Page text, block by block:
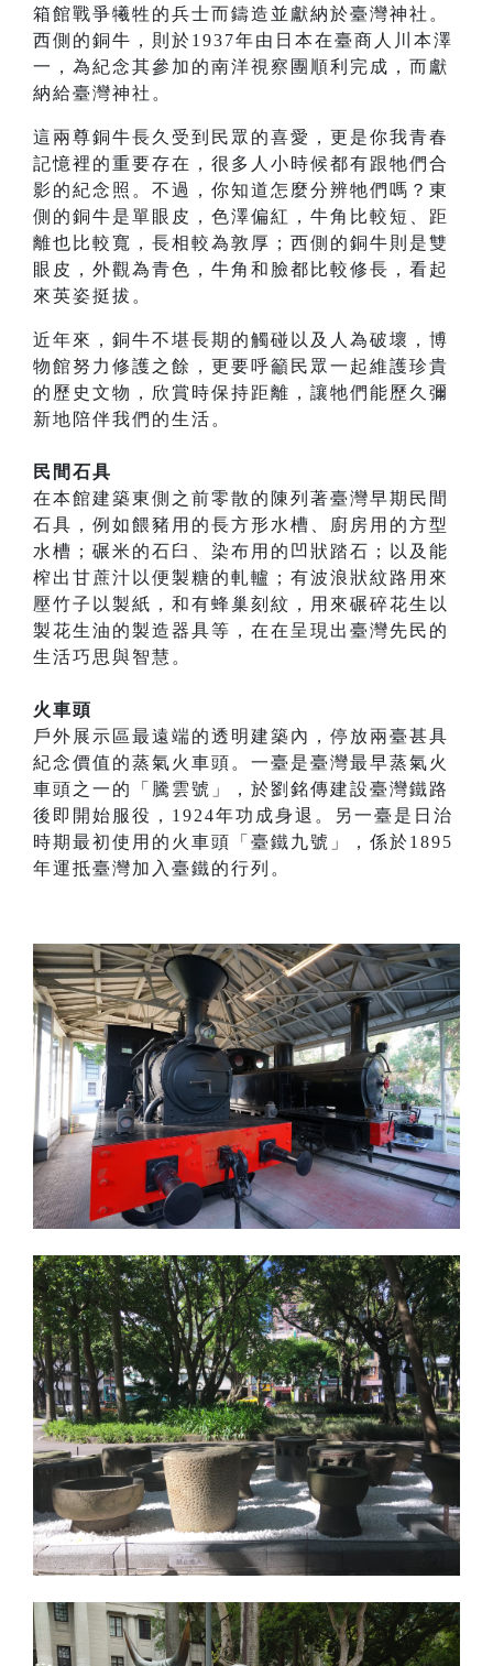
箱館戰爭犧牲的兵士而鑄造並獻納於臺灣神社。
西側的銅牛，則於1937年由日本在臺商人川本澤
一，為紀念其參加的南洋視察團順利完成，而獻
納給臺灣神社。
這兩尊銅牛長久受到民眾的喜愛，更是你我青春
記憶裡的重要存在，很多人小時候都有跟牠們合
影的紀念照。不過，你知道怎麼分辨牠們嗎？東
側的銅牛是單眼皮，色澤偏紅，牛角比較短、距
離也比較寬，長相較為敦厚；西側的銅牛則是雙
眼皮，外觀為青色，牛角和臉都比較修長，看起
來英姿挺拔。
近年來，銅牛不堪長期的觸碰以及人為破壞，博
物館努力修護之餘，更要呼籲民眾一起維護珍貴
的歷史文物，欣賞時保持距離，讓牠們能歷久彌
新地陪伴我們的生活。
民間石具
在本館建築東側之前零散的陳列著臺灣早期民間
石具，例如餵豬用的長方形水槽、廚房用的方型
水槽；碾米的石臼、染布用的凹狀踏石；以及能
榨出甘蔗汁以便製糖的軋轤；有波浪狀紋路用來
壓竹子以製紙，和有蜂巢刻紋，用來碾碎花生以
製花生油的製造器具等，在在呈現出臺灣先民的
生活巧思與智慧。
火車頭
戶外展示區最遠端的透明建築內，停放兩臺甚具
紀念價值的蒸氣火車頭。一臺是臺灣最早蒸氣火
車頭之一的「騰雲號」，於劉銘傳建設臺灣鐵路
後即開始服役，1924年功成身退。另一臺是日治
時期最初使用的火車頭「臺鐵九號」，係於1895
年運抵臺灣加入臺鐵的行列。